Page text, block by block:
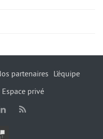
partenaires
L’équipe
Espace privé